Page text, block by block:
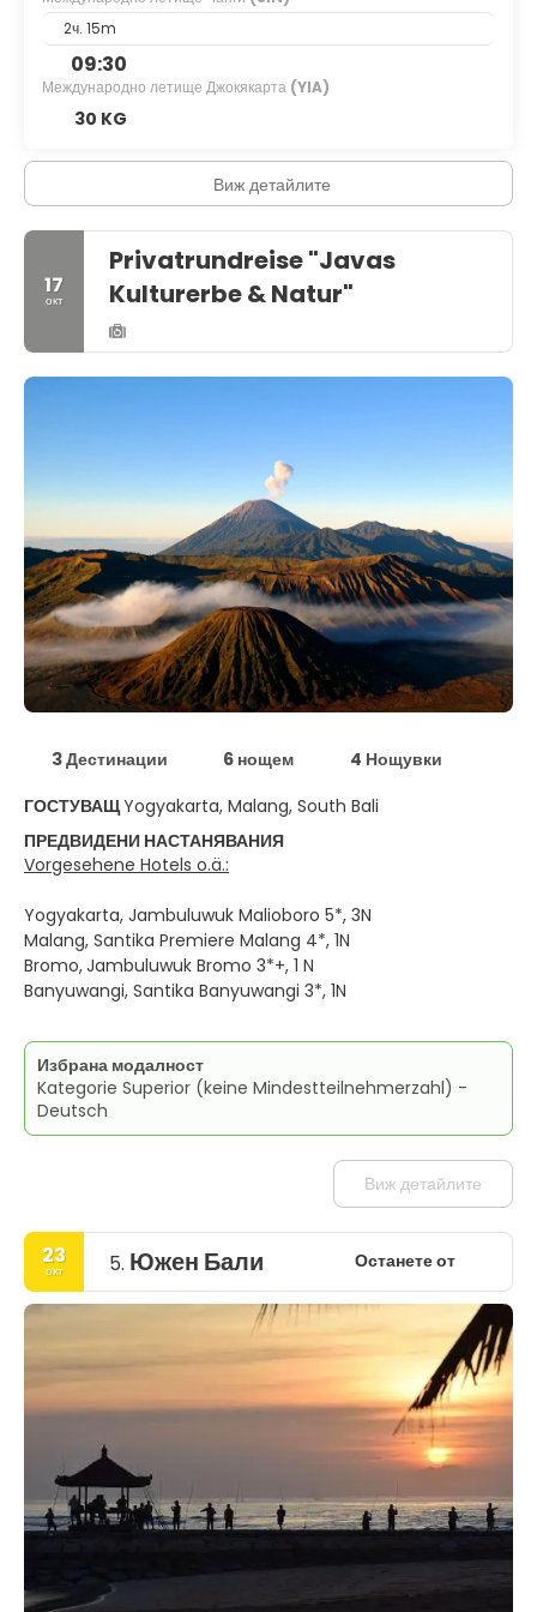
2ч. 15m
09:30
Международно летище Джокякарта (YIA)
30 KG
Виж детайлите
17
окт
Privatrundreise "Javas
Kulturerbe & Natur"
3 Дестинации 6 нощем
4 Нощувки
ГОСТУВАЩYogyakarta, Malang, South Bali
ПРЕДВИДЕНИ НАСТАНЯВАНИЯ
Vorgesehene Hotels o.ä.:
Yogyakarta, Jambuluwuk Malioboro 5*, 3N
Malang, Santika Premiere Malang 4*, 1N
Bromo,Jambuluwuk Bromo 3*+, 1 N
Banyuwangi, Santika Banyuwangi 3*, 1N
Избрана модалност
Kategorie Superior (keine Mindestteilnehmerzahl) -
Deutsch
Виж детайлите
23
окт 5. Южен Бали Останете от